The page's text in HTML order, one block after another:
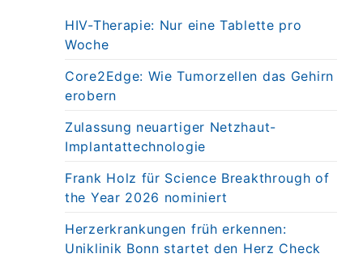
HIV-Therapie: Nur eine Tablette pro
Woche
Core2Edge: Wie Tumorzellen das Gehirn
erobern
Zulassung neuartiger Netzhaut-
Implantattechnologie
Frank Holz für Science Breakthrough of
the Year 2026 nominiert
Herzerkrankungen früh erkennen:
Uniklinik Bonn startet den Herz Check